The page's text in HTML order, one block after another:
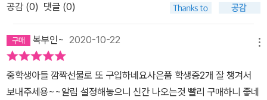
공감 (0) 댓글 (0)
복부인~ 2020-10-22
중학생아들 깜짝선물로 또 구입하네요사은품 학생증2개 잘 챙겨서
보내주세용~~알림 설정해놓으니 신간 나오는것 빨리 구매하니 좋네